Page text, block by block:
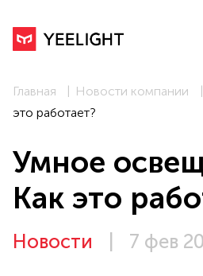
Главная Новости компании
это работает?
Умное
Как это
Новости 7 фев